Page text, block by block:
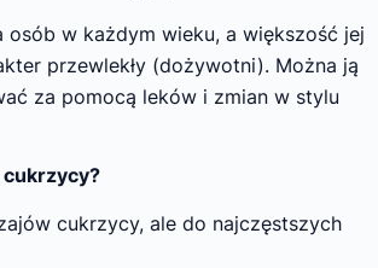
osób w każdym wieku, a większość jej
przewlekły (dożywotni). Można ją
za pomocą leków i zmian w stylu
cukrzycy, ale do najczęstszych